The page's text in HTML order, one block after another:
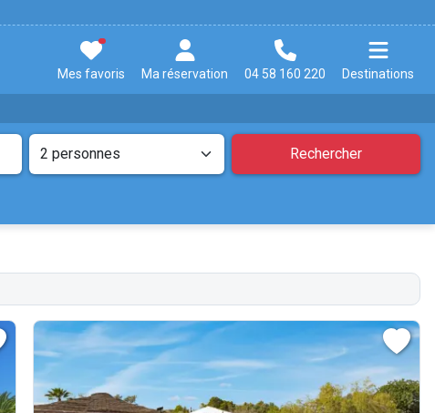
Mes favoris Ma réservation 04 58 160 220 Destinations
Rechercher